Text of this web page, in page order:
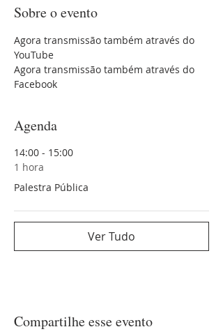
Sobre o evento
Agora transmissão também através do
YouTube
Agora transmissão também através do
Facebook
Agenda
14:00 - 15:00
1 hora
Palestra Pública
Ver Tudo
Compartilhe esse evento